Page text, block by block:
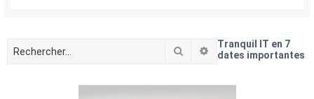
RechercherRecherche avancée
Tranquil IT en 7
dates importantes